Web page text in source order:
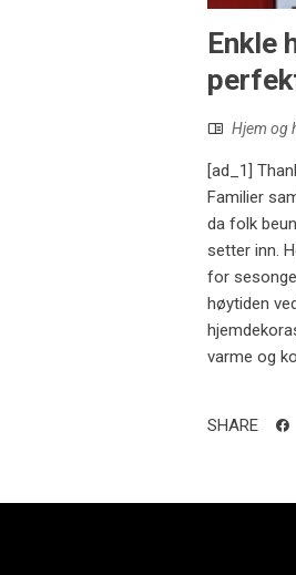
Enkle
Hjem og
[ad_1]
Familier
da folk
setter inn.
for
høytiden
varme og
SHARE